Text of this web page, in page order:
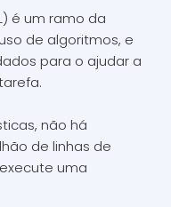
é um ramo da
de algoritmos, e
para o ajudar a
não há
de linhas de
uma